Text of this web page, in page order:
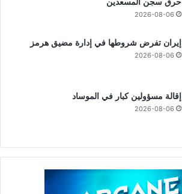
2026-08-06
إيران تفرض شروطها في إدارة مضيق هرمز
2026-08-06
إقالة مسؤولين كبار في الموساد
2026-08-06